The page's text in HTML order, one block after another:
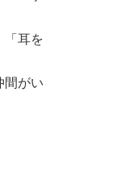
「耳を
間がい